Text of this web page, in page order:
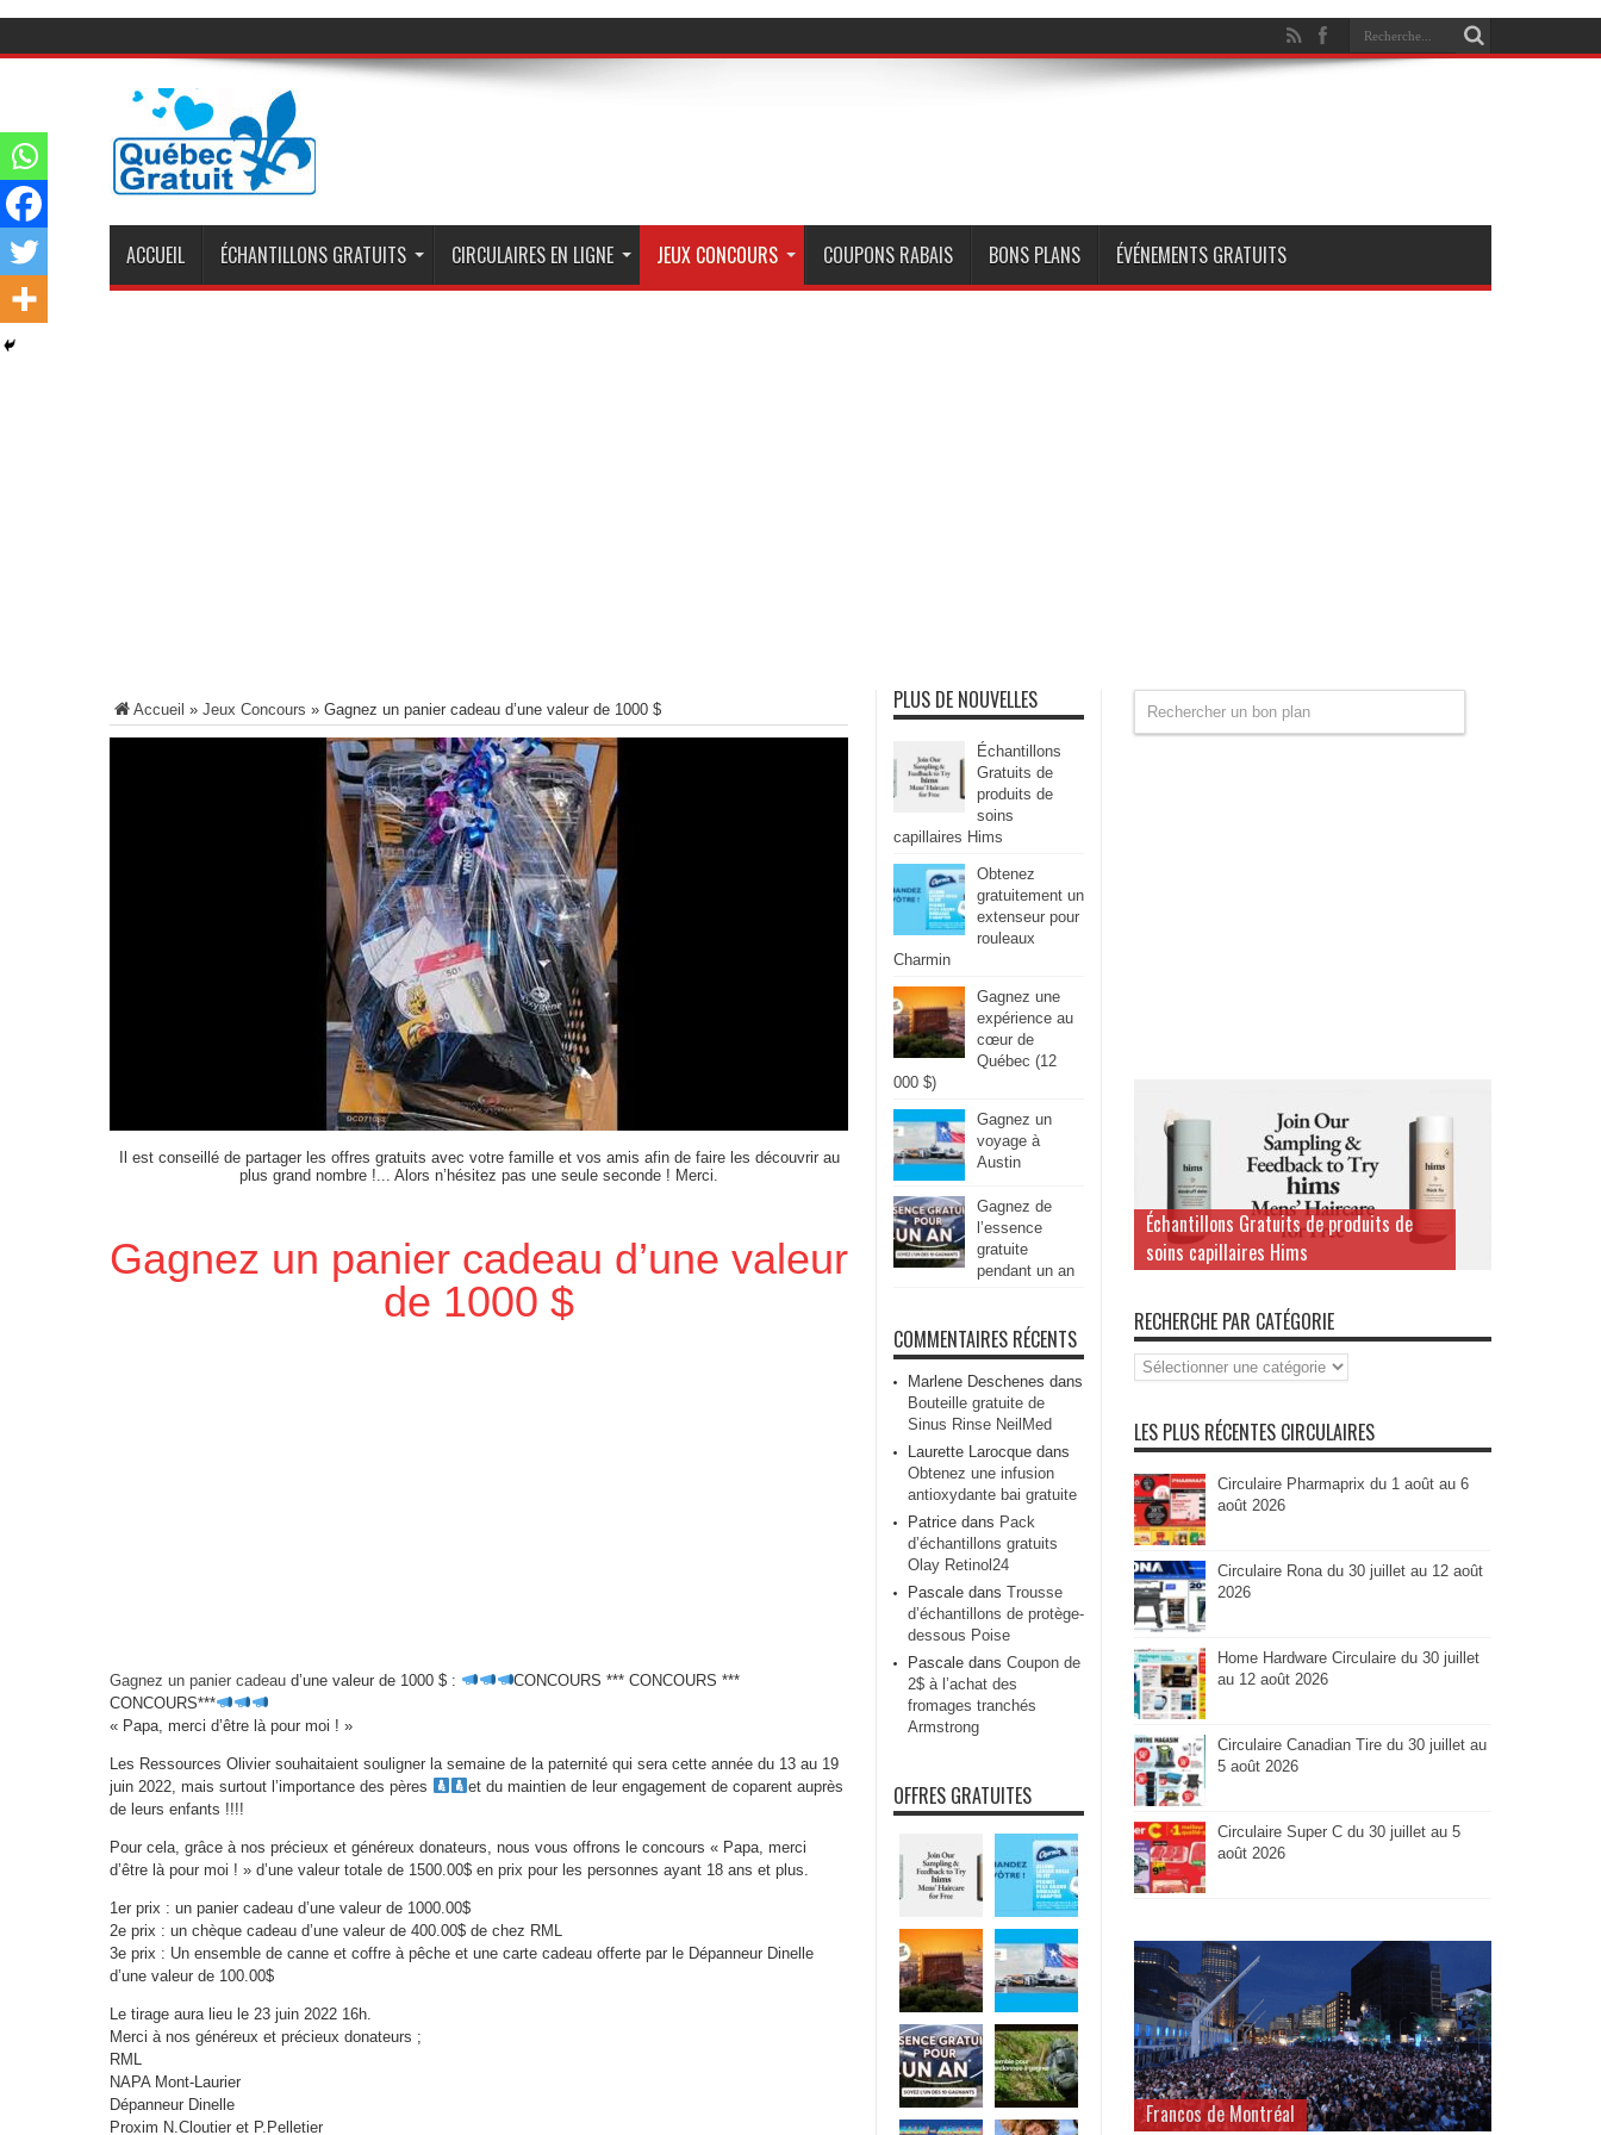
ACCUEIL ÉCHANTILLONS GRATUITS CIRCULAIRES EN LIGNE JEUX CONCOURS COUPONS RABAIS BONS PLANS ÉVÉNEMENTS GRATUITS
Accueil » Jeux Concours » Gagnez un panier cadeau d’une valeur de 1000 $
Il est conseillé de partager les offres gratuits avec votre famille et vos amis afin de faire les découvrir au
plus grand nombre !... Alors n’hésitez pas une seule seconde ! Merci.
Gagnez un panier cadeau d’une valeur
de 1000 $
Gagnez un panier cadeau d’une valeur de 1000 $ :
CONCOURS *** CONCOURS ***
CONCOURS***
« Papa, merci d’être là pour moi ! »
Les Ressources Olivier souhaitaient souligner la semaine de la paternité qui sera cette année du 13 au 19
juin 2022, mais surtout l’importance des pères
et du maintien de leur engagement de coparent auprès
de leurs enfants !!!!
Pour cela, grâce à nos précieux et généreux donateurs, nous vous offrons le concours « Papa, merci
d’être là pour moi ! » d’une valeur totale de 1500.00$ en prix pour les personnes ayant 18 ans et plus.
1er prix : un panier cadeau d’une valeur de 1000.00$
2e prix : un chèque cadeau d’une valeur de 400.00$ de chez RML
3e prix : Un ensemble de canne et coffre à pêche et une carte cadeau offerte par le Dépanneur Dinelle
d’une valeur de 100.00$
Le tirage aura lieu le 23 juin 2022 16h.
Merci à nos généreux et précieux donateurs ;
RML
NAPA Mont-Laurier
Dépanneur Dinelle
Proxim N.Cloutier et P.Pelletier
PLUS DE NOUVELLES
Échantillons
Gratuits de
produits de
soins
capillaires Hims
Obtenez
gratuitement un
extenseur pour
rouleaux
Charmin
Gagnez une
expérience au
cœur de
Québec (12
000 $)
Gagnez un
voyage à
Austin
Gagnez de
l’essence
gratuite
pendant un an
COMMENTAIRES RÉCENTS
Marlene Deschenes dans
Bouteille gratuite de
Sinus Rinse NeilMed
Laurette Larocque dans
Obtenez une infusion
antioxydante bai gratuite
Patrice dans Pack
d’échantillons gratuits
Olay Retinol24
Pascale dans Trousse
d’échantillons de protège-
dessous Poise
Pascale dans Coupon de
2$ à l’achat des
fromages tranchés
Armstrong
OFFRES GRATUITES
Échantillons Gratuits de produits de
soins capillaires Hims
RECHERCHE PAR CATÉGORIE
Recherche
par
LES PLUS RÉCENTES CIRCULAIRES
Circulaire Pharmaprix du 1 août au 6
août 2026
Circulaire Rona du 30 juillet au 12 août
2026
Home Hardware Circulaire du 30 juillet
au 12 août 2026
Circulaire Canadian Tire du 30 juillet au
5 août 2026
Circulaire Super C du 30 juillet au 5
août 2026
Francos de Montréal